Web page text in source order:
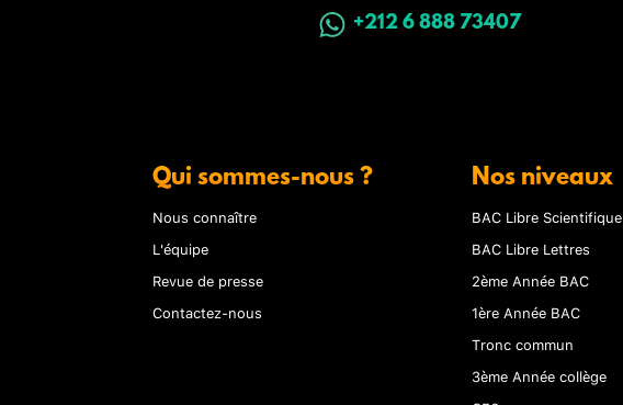
+212 6 888 73407
Qui sommes-nous ?
Nous connaître
L'équipe
Revue de presse
Contactez-nous
Nos niveaux
BAC Libre Scientifique
BAC Libre Lettres
2ème Année BAC
1ère Année BAC
Tronc commun
3ème Année collège